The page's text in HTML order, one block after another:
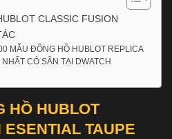
CLASSIC FUSION
MẪU ĐỒNG HỒ HUBLOT REPLICA
CÓ SẴN TẠI DWATCH
HỒ HUBLOT
TAUPE